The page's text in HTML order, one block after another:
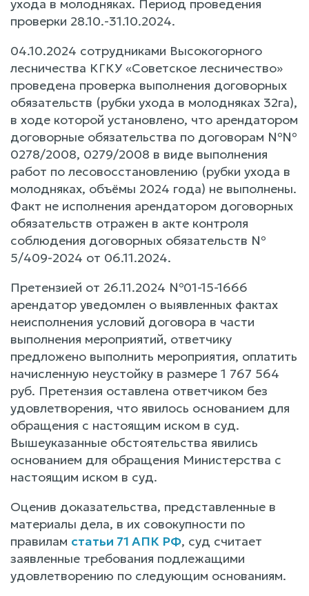
ухода в молодняках. Период проведения
проверки 28.10.-31.10.2024.
04.10.2024 сотрудниками Высокогорного
лесничества КГКУ «Советское лесничество»
проведена проверка выполнения договорных
обязательств (рубки ухода в молодняках 32га),
в ходе которой установлено, что арендатором
договорные обязательства по договорам №№
0278/2008, 0279/2008 в виде выполнения
работ по лесовосстановлению (рубки ухода в
молодняках, объёмы 2024 года) не выполнены.
Факт не исполнения арендатором договорных
обязательств отражен в акте контроля
соблюдения договорных обязательств №
5/409-2024 от 06.11.2024.
Претензией от 26.11.2024 №01-15-1666
арендатор уведомлен о выявленных фактах
неисполнения условий договора в части
выполнения мероприятий, ответчику
предложено выполнить мероприятия, оплатить
начисленную неустойку в размере 1 767 564
руб. Претензия оставлена ответчиком без
удовлетворения, что явилось основанием для
обращения с настоящим иском в суд.
Вышеуказанные обстоятельства явились
основанием для обращения Министерства с
настоящим иском в суд.
Оценив доказательства, представленные в
материалы дела, в их совокупности по
правилам статьи 71 АПК РФ, суд считает
заявленные требования подлежащими
удовлетворению по следующим основаниям.